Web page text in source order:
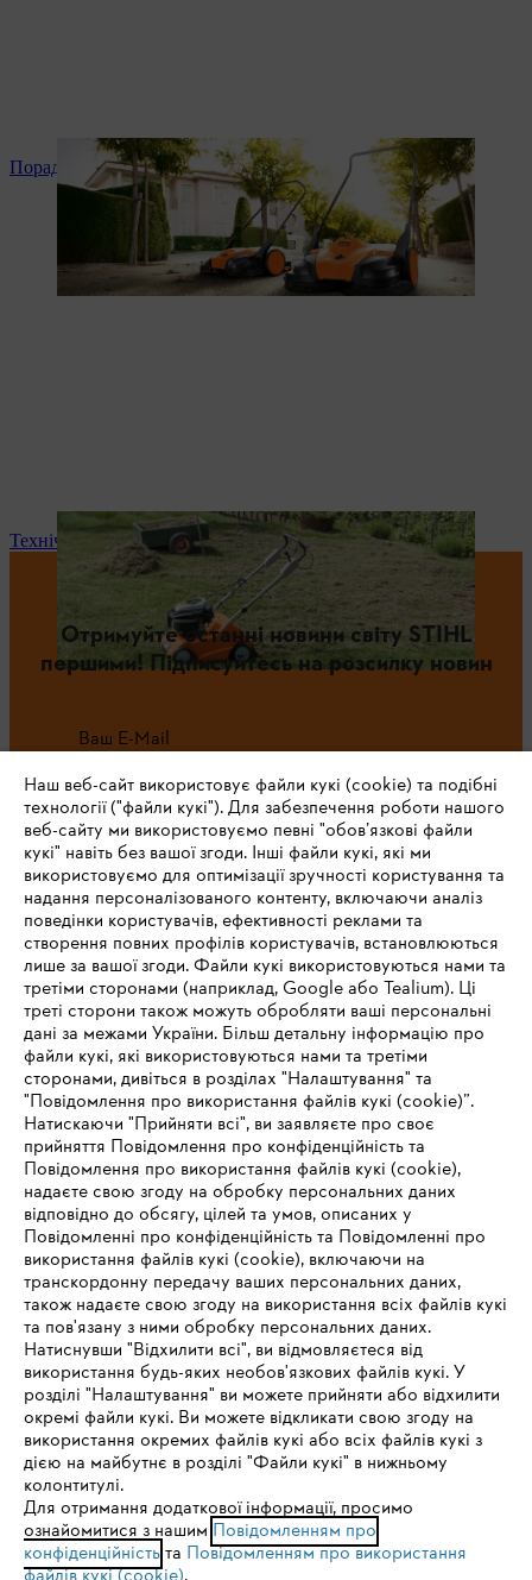
Поради та інструкція до продукту
Технічне обслуговування та ремонт
Отримуйте останні новини світу STIHL
першими! Підписуйтесь на розсилку новин
Ваш E-Mail
Зареєструватись зараз
#STIHL
Про компанію STIHL
Запитання та відповіді
Сервіс
Політика конфіденційності Вихідні дані Cookies
Юридична інформація
IHR BROWSER WIRD NICHT
UNTERSTÜTZT
Sie nutzen einen Browser, den wir noch nicht unterstützen. Für
eine optimale Nutzung unserer Seite empfehlen wir Ihnen, zu
einem der folgenden Browser zu wechseln:
Наш веб-сайт використовує файли кукі (cookie) та подібні
технології ("файли кукі"). Для забезпечення роботи нашого
веб-сайту ми використовуємо певні "обов’язкові файли
кукі" навіть без вашої згоди. Інші файли кукі, які ми
використовуємо для оптимізації зручності користування та
надання персоналізованого контенту, включаючи аналіз
поведінки користувачів, ефективності реклами та
створення повних профілів користувачів, встановлюються
лише за вашої згоди. Файли кукі використовуються нами та
третіми сторонами (наприклад, Google або Tealium). Ці
треті сторони також можуть обробляти ваші персональні
дані за межами України. Більш детальну інформацію про
файли кукі, які використовуються нами та третіми
сторонами, дивіться в розділах "Налаштування" та
"Повідомлення про використання файлів кукі (cookie)”.
Натискаючи "Прийняти всі", ви заявляєте про своє
прийняття Повідомлення про конфіденційність та
Повідомлення про використання файлів кукі (cookie),
надаєте свою згоду на обробку персональних даних
відповідно до обсягу, цілей та умов, описаних у
Повідомленні про конфіденційність та Повідомленні про
використання файлів кукі (cookie), включаючи на
транскордонну передачу ваших персональних даних,
також надаєте свою згоду на використання всіх файлів кукі
та пов'язану з ними обробку персональних даних.
Натиснувши "Відхилити всі", ви відмовляєтеся від
використання будь-яких необов'язкових файлів кукі. У
розділі "Налаштування" ви можете прийняти або відхилити
окремі файли кукі. Ви можете відкликати свою згоду на
використання окремих файлів кукі або всіх файлів кукі з
дією на майбутнє в розділі "Файли кукі" в нижньому
колонтитулі.
Для отримання додаткової інформації, просимо
ознайомитися з нашим Повідомленням про
конфіденційністьта Повідомленням про використання